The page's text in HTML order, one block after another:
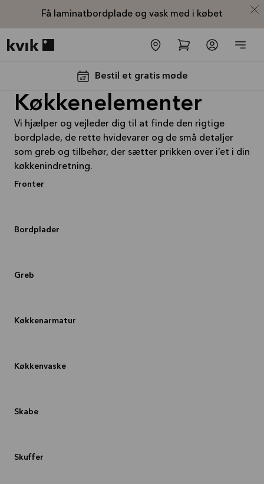
Få laminatbordplade og vask med i købet
Bestil et gratis møde
Køkkenelementer
Vi hjælper og vejleder dig til at finde den rigtige
bordplade, de rette hvidevarer og de små detaljer
som greb og tilbehør, der sætter prikken over i’et i din
køkkenindretning.
Fronter
Bordplader
Greb
Køkkenarmatur
Køkkenvaske
Skabe
Skuffer